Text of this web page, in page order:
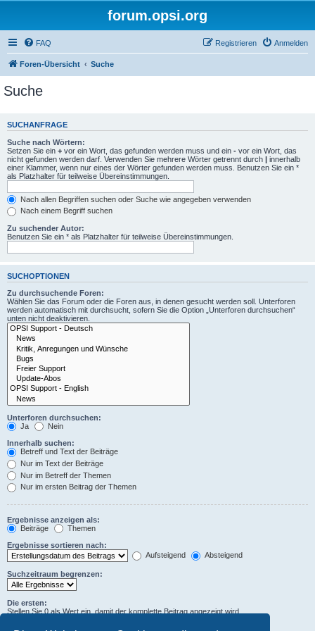
forum.opsi.org
FAQ Anmelden
Registrieren
Foren-Übersicht Suche
Suche
SUCHANFRAGE
Suche nach Wörtern:
Setzen Sie ein + vor ein Wort, das gefunden werden muss und ein - vor ein Wort, das
nicht gefunden werden darf. Verwenden Sie mehrere Wörter getrennt durch | innerhalb
einer Klammer, wenn nur eines der Wörter gefunden werden muss. Benutzen Sie ein *
als Platzhalter für teilweise Übereinstimmungen.
Nach allen Begriffen suchen oder Suche wie angegeben verwenden
Nach einem Begriff suchen
Zu suchender Autor:
Benutzen Sie ein * als Platzhalter für teilweise Übereinstimmungen.
SUCHOPTIONEN
Zu durchsuchende Foren:
Wählen Sie das Forum oder die Foren aus, in denen gesucht werden soll. Unterforen
werden automatisch mit durchsucht, sofern Sie die Option „Unterforen durchsuchen“
unten nicht deaktivieren.
Unterforen durchsuchen:
Ja
Nein
Innerhalb suchen:
Betreff und Text der Beiträge
Nur im Text der Beiträge
Nur im Betreff der Themen
Nur im ersten Beitrag der Themen
Ergebnisse anzeigen als:
Beiträge
Themen
Ergebnisse sortieren nach:
Aufsteigend
Absteigend
Suchzeitraum begrenzen:
Die ersten:
Stellen Sie 0 als Wert ein, damit der komplette Beitrag angezeigt wird.